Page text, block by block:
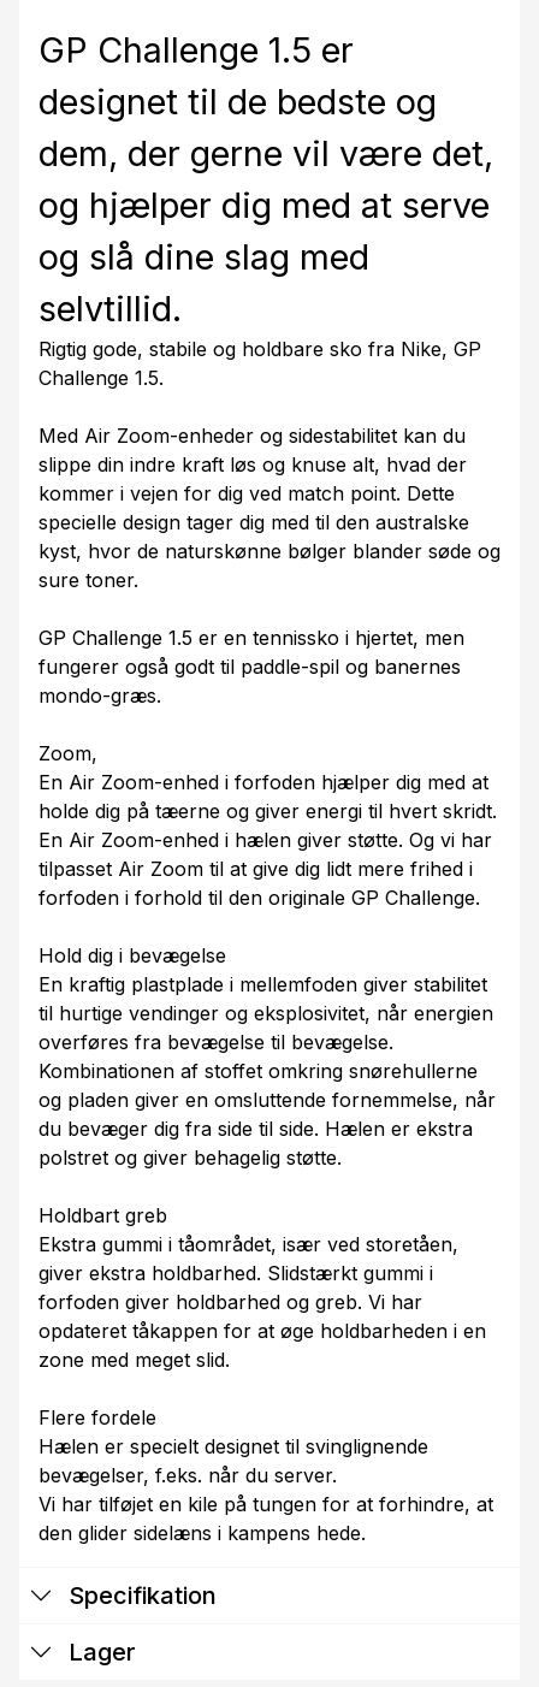
GP Challenge 1.5 er
designet til de bedste og
dem, der gerne vil være det,
og hjælper dig med at serve
og slå dine slag med
selvtillid.
Rigtig gode, stabile og holdbare sko fra Nike, GP
Challenge 1.5.
Med Air Zoom-enheder og sidestabilitet kan du
slippe din indre kraft løs og knuse alt, hvad der
kommer i vejen for dig ved match point. Dette
specielle design tager dig med til den australske
kyst, hvor de naturskønne bølger blander søde og
sure toner.
GP Challenge 1.5 er en tennissko i hjertet, men
fungerer også godt til paddle-spil og banernes
mondo-græs.
Zoom,
En Air Zoom-enhed i forfoden hjælper dig med at
holde dig på tæerne og giver energi til hvert skridt.
En Air Zoom-enhed i hælen giver støtte. Og vi har
tilpasset Air Zoom til at give dig lidt mere frihed i
forfoden i forhold til den originale GP Challenge.
Hold dig i bevægelse
En kraftig plastplade i mellemfoden giver stabilitet
til hurtige vendinger og eksplosivitet, når energien
overføres fra bevægelse til bevægelse.
Kombinationen af stoffet omkring snørehullerne
og pladen giver en omsluttende fornemmelse, når
du bevæger dig fra side til side. Hælen er ekstra
polstret og giver behagelig støtte.
Holdbart greb
Ekstra gummi i tåområdet, især ved storetåen,
giver ekstra holdbarhed. Slidstærkt gummi i
forfoden giver holdbarhed og greb. Vi har
opdateret tåkappen for at øge holdbarheden i en
zone med meget slid.
Flere fordele
Hælen er specielt designet til svinglignende
bevægelser, f.eks. når du server.
Vi har tilføjet en kile på tungen for at forhindre, at
den glider sidelæns i kampens hede.
Specifikation
Lager